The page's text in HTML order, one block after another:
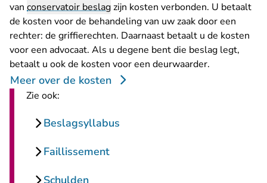
van conservatoir beslagzijn kosten verbonden. U betaalt
de kosten voor de behandeling van uw zaak door een
rechter: de griffierechten. Daarnaast betaalt u de kosten
voor een advocaat. Als u degene bent die beslag legt,
betaalt u ook de kosten voor een deurwaarder.
Meer over de kosten
Zie ook:
Beslagsyllabus
Faillissement
Schulden